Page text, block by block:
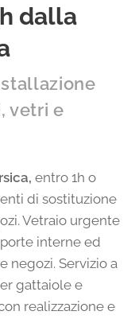
dalla
vetri e
entro 1h o
di sostituzione
Vetraio urgente
interne ed
negozi. Servizio a
gattaiole e
realizzazione e